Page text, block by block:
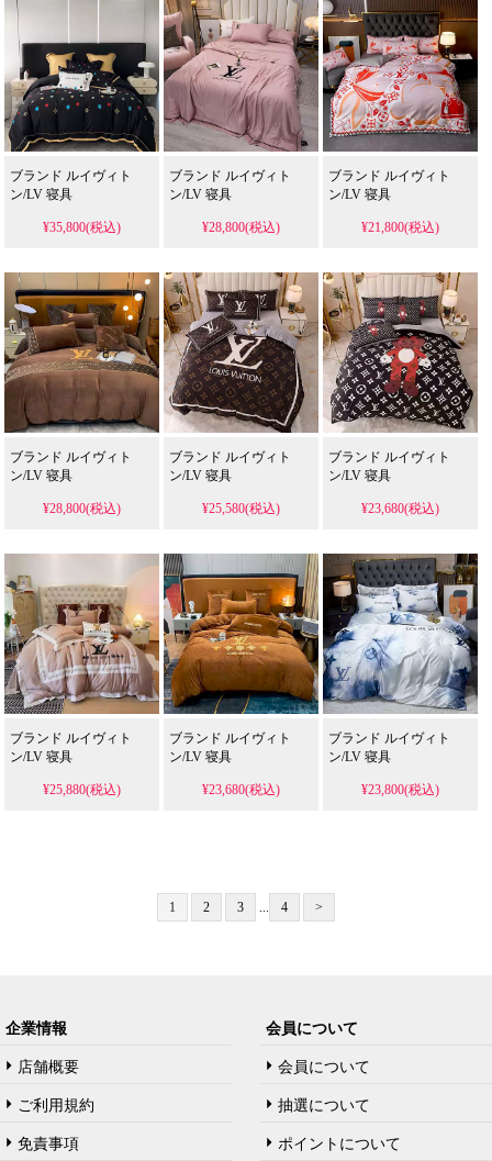
ブランド ルイヴィト
ン/LV 寝具
¥35,800(税込)
ブランド ルイヴィト
ン/LV 寝具
¥28,800(税込)
ブランド ルイヴィト
ン/LV 寝具
¥21,800(税込)
ブランド ルイヴィト
ン/LV 寝具
¥28,800(税込)
ブランド ルイヴィト
ン/LV 寝具
¥25,580(税込)
ブランド ルイヴィト
ン/LV 寝具
¥23,680(税込)
ブランド ルイヴィト
ン/LV 寝具
¥25,880(税込)
ブランド ルイヴィト
ン/LV 寝具
¥23,680(税込)
ブランド ルイヴィト
ン/LV 寝具
¥23,800(税込)
1 2 3 4 >
企業情報
店舗概要
ご利用規約
免責事項
会員について
会員について
抽選について
ポイントについて